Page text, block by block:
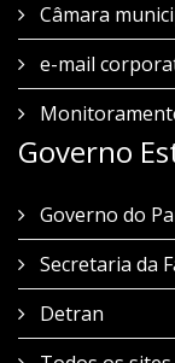
Câmara
e-mail
Governo
Governo do
Secretaria da
Detran